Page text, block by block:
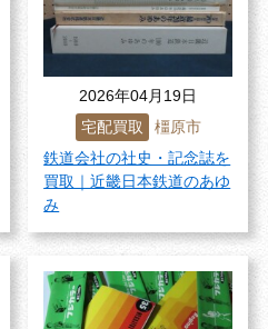
2026年04月19日
宅配買取
橿原市
鉄道会社の社史・記念誌を
買取｜近畿日本鉄道のあゆ
み